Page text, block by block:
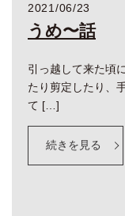
2021/06/23
うめ〜話
引っ越して来た頃
たり剪定したり、
て […]
続きを見る